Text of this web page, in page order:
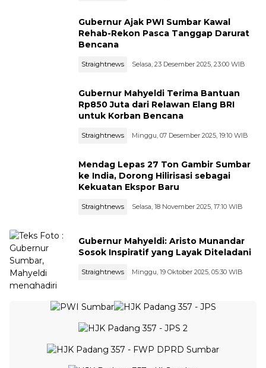
Gubernur Ajak PWI Sumbar Kawal
Rehab-Rekon Pasca Tanggap Darurat
Bencana
Straightnews Selasa, 23 Desember 2025, 23:00 WIB
Gubernur Mahyeldi Terima Bantuan
Rp850 Juta dari Relawan Elang BRI
untuk Korban Bencana
Straightnews Minggu, 07 Desember 2025, 19:10 WIB
Mendag Lepas 27 Ton Gambir Sumbar
ke India, Dorong Hilirisasi sebagai
Kekuatan Ekspor Baru
Straightnews Selasa, 18 November 2025, 17:10 WIB
Gubernur Mahyeldi: Aristo Munandar
Sosok Inspiratif yang Layak Diteladani
Straightnews Minggu, 19 Oktober 2025, 05:30 WIB